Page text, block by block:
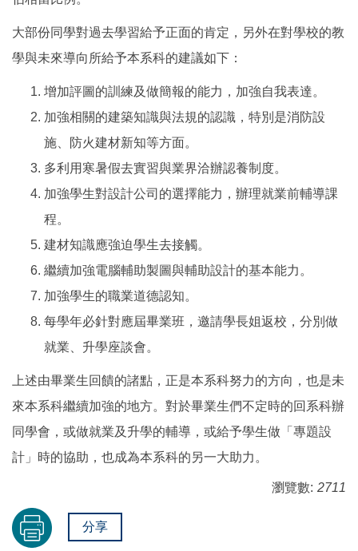
大部份同學對過去學習給予正面的肯定，另外在對學校的教
學與未來導向所給予本系科的建議如下：
增加評圖的訓練及做簡報的能力，加強自我表達。
加強相關的建築知識與法規的認識，特別是消防設
施、防火建材新知等方面。
多利用寒暑假去實習與業界洽辦認養制度。
加強學生對設計公司的選擇能力，辦理就業前輔導課
程。
建材知識應強迫學生去接觸。
繼續加強電腦輔助製圖與輔助設計的基本能力。
加強學生的職業道德認知。
每學年必針對應屆畢業班，邀請學長姐返校，分別做
就業、升學座談會。
上述由畢業生回饋的諸點，正是本系科努力的方向，也是未
來本系科繼續加強的地方。對於畢業生們不定時的回系科辦
同學會，或做就業及升學的輔導，或給予學生做「專題設
計」時的協助，也成為本系科的另一大助力。
瀏覽數: 2711
分享